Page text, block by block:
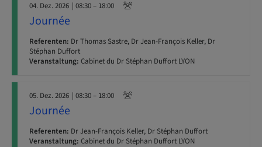
04. Dez. 2026 | 08:30 – 18:00
Journée
Referenten: Dr Thomas Sastre, Dr Jean-François Keller, Dr
Stéphan Duffort
Veranstaltung: Cabinet du Dr Stéphan Duffort LYON
05. Dez. 2026 | 08:30 – 18:00
Journée
Referenten: Dr Jean-François Keller, Dr Stéphan Duffort
Veranstaltung: Cabinet du Dr Stéphan Duffort LYON